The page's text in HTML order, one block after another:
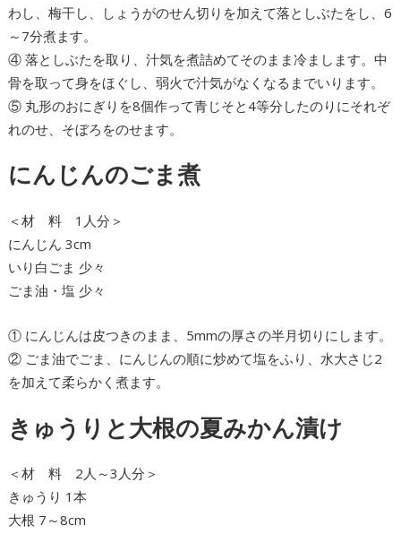
わし、梅干し、しょうがのせん切りを加えて落としぶたをし、6
～7分煮ます。
④ 落としぶたを取り、汁気を煮詰めてそのまま冷まします。中
骨を取って身をほぐし、弱火で汁気がなくなるまでいります。
⑤ 丸形のおにぎりを8個作って青じそと4等分したのりにそれぞ
れのせ、そぼろをのせます。
にんじんのごま煮
＜材 料 1人分＞
にんじん 3cm
いり白ごま 少々
ごま油・塩 少々
① にんじんは皮つきのまま、5mmの厚さの半月切りにします。
② ごま油でごま、にんじんの順に炒めて塩をふり、水大さじ2
を加えて柔らかく煮ます。
きゅうりと大根の夏みかん漬け
＜材 料 2人～3人分＞
きゅうり 1本
大根 7～8cm